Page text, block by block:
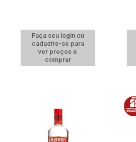
Faça seu login ou
cadastre-se para
ver preços e
comprar